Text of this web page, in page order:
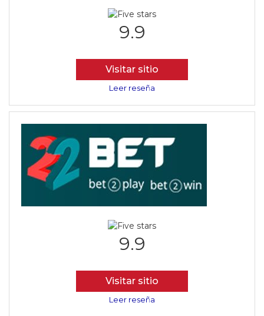
9.9
Visitar sitio
Leer reseña
9.9
Visitar sitio
Leer reseña